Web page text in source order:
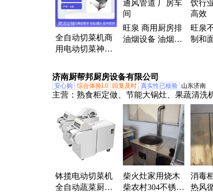
排油烟、商用食物盒、厨房排油烟、冷冻冷
器设备、电热电蒸箱、静电净化器、四盘电
全自动切菜机商
用电动切菜神器
学校食堂专用
旺泉 商用厨房排
油烟设备 油烟机
旺泉
制和
济南厨帮邦厨房设备有限公司
安心购 综合体验L0 回复及时 真实性已核验 山东济南
主营： 熟食柜定做、节能大锅灶、果蔬清洗
切菜机、食堂餐桌椅、燃气蒸饭柜、组合柴
门冷柜、蒸饭柜蒸箱、商用燃气灶、不锈钢
设备、厨房设备、煲仔炉、超声波洗碗机、
子机、点菜柜、保温台打饭台、风幕柜、冷
柜、烧烤炉、油烟净化、电磁灶、电热锅
钵揽电动切菜机
全自动蔬菜厨房
柴火灶家用烧木
柴农村304不锈钢
消毒
热风